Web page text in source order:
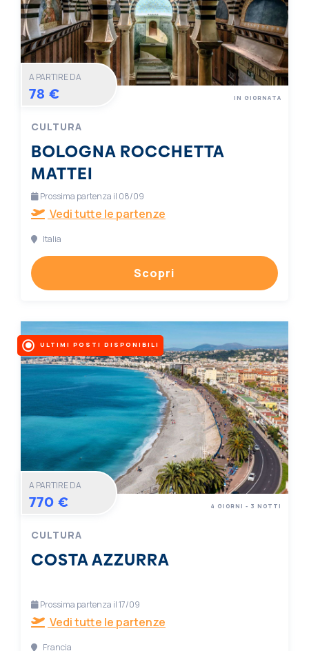
A PARTIRE DA
78 €
CULTURA
BOLOGNA ROCCHETTA
MATTEI
IN GIORNATA
Prossima partenza il 08/09
Vedi tutte le partenze
Italia
Scopri
ULTIMI POSTI DISPONIBILI
A PARTIRE DA
770 €
CULTURA
COSTA AZZURRA
4 GIORNI - 3 NOTTI
Prossima partenza il 17/09
Vedi tutte le partenze
Francia